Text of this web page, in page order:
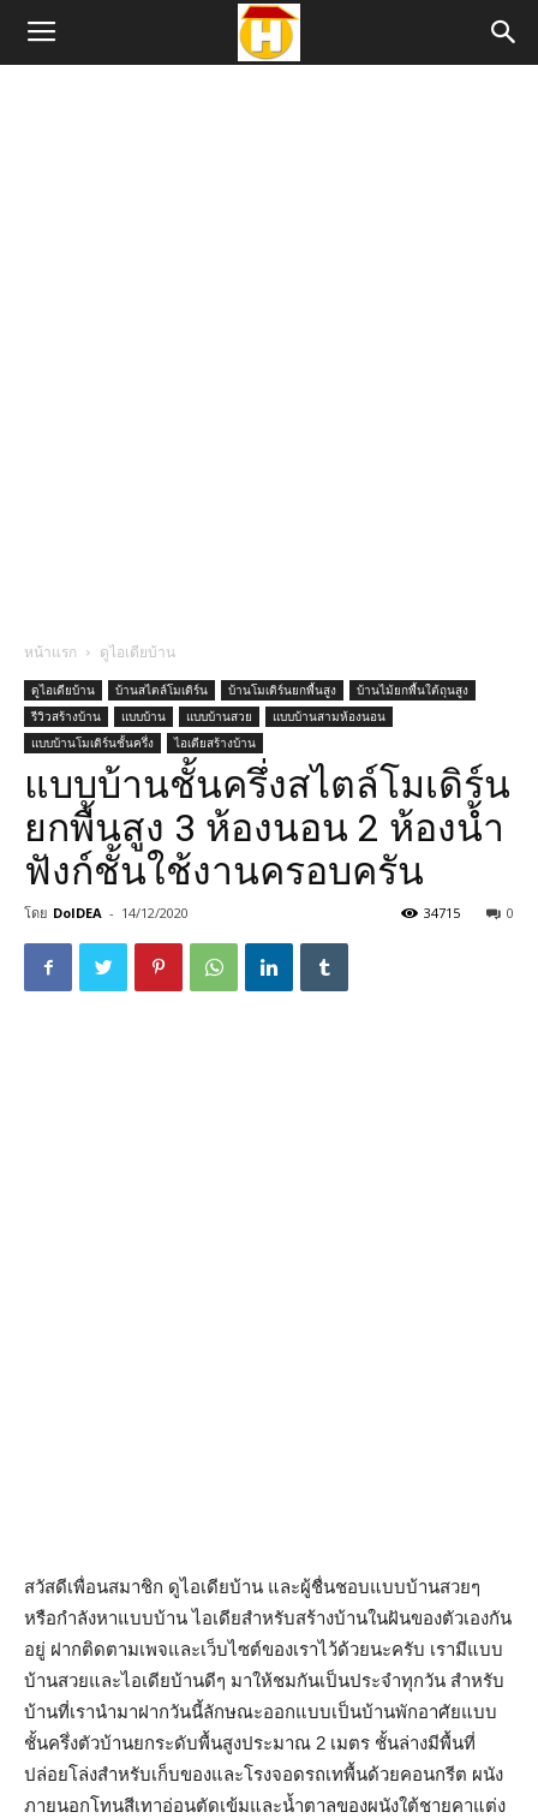
หน้าแรก ดูไอเดียบ้าน
ดูไอเดียบ้าน บ้านสไตล์โมเดิร์น บ้านโมเดิร์นยกพื้นสูง
บ้านไม้ยกพื้นใต้ถุนสูง
รีวิวสร้างบ้าน
แบบบ้าน แบบบ้านสวย
แบบบ้านสามห้องนอน
แบบบ้านโมเดิร์นชั้นครึ่ง
ไอเดียสร้างบ้าน
แบบบ้านชั้นครึ่งสไตล์โมเดิร์น
ยกพื้นสูง 3 ห้องนอน 2 ห้องน้ำ
ฟังก์ชั้นใช้งานครอบครัน
โดย DoIDEA - 14/12/2020 0
34715
สวัสดีเพื่อนสมาชิก ดูไอเดียบ้าน และผู้ชื่นชอบแบบบ้านสวยๆ
หรือกำลังหาแบบบ้าน ไอเดียสำหรับสร้างบ้านในฝันของตัวเองกัน
อยู่ ฝากติดตามเพจและเว็บไซต์ของเราไว้ด้วยนะครับ เรามีแบบ
บ้านสวยและไอเดียบ้านดีๆ มาให้ชมกันเป็นประจำทุกวัน สำหรับ
บ้านที่เรานำมาฝากวันนี้ลักษณะออกแบบเป็นบ้านพักอาศัยแบบ
ชั้นครึ่งตัวบ้านยกระดับพื้นสูงประมาณ 2 เมตร ชั้นล่างมีพื้นที่
ปล่อยโล่งสำหรับเก็บของและโรงจอดรถเทพื้นด้วยคอนกรีต ผนัง
ภายนอกโทนสีเทาอ่อนตัดเข้มและน้ำตาลของผนังใต้ชายคาแต่ง